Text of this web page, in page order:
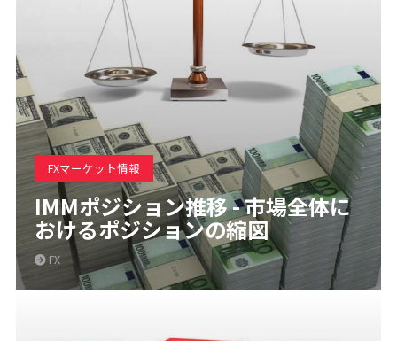
FXマーケット情報
IMMポジション推移 - 市場全体に
おけるポジションの縮図
FX